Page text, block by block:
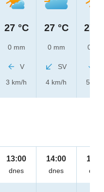
27 °C
0 mm
V
3 km/h
27 °C
0 mm
SV
4 km/h
27 °C
0 mm
5 km/h
13:00
dnes
14:00
dnes
15:00
dnes